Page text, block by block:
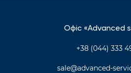
Офіс «Advanced
+38 (044) 333
sale@advanced-